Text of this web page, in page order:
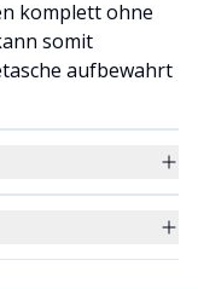
komplett ohne
somit
aufbewahrt